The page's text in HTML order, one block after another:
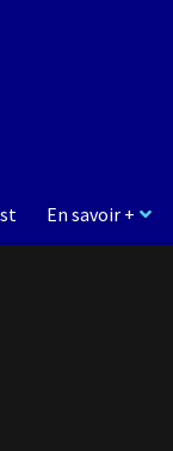
En savoir +